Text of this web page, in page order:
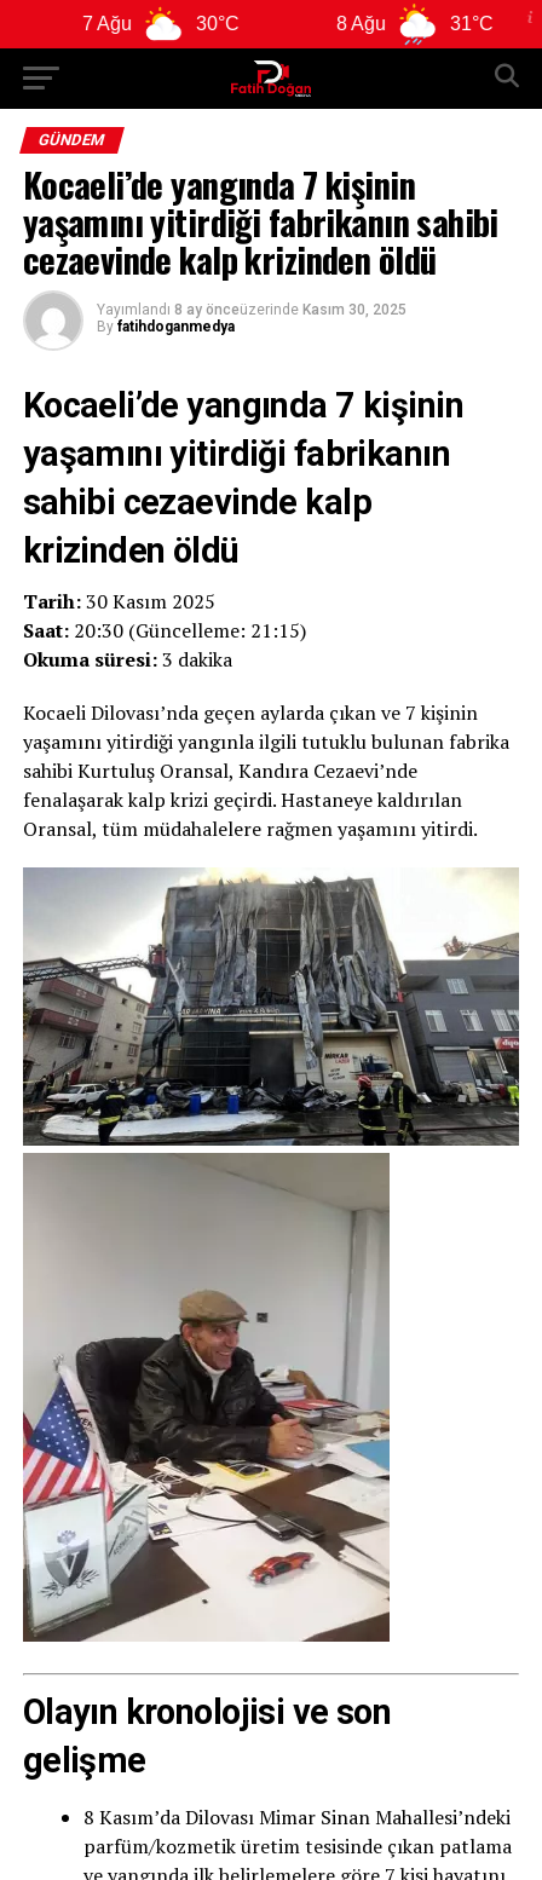
30°C 31°C 9
GÜNDEM
Kocaeli’de yangında 7 kişinin
yaşamını yitirdiği fabrikanın sahibi
cezaevinde kalp krizinden öldü
Yayımlandı 8 ay önceüzerinde Kasım 30, 2025
By fatihdoganmedya
Kocaeli’de yangında 7 kişinin
yaşamını yitirdiği fabrikanın
sahibi cezaevinde kalp
krizinden öldü
Tarih:30 Kasım 2025
Saat:20:30 (Güncelleme: 21:15)
Okuma süresi:3 dakika
Kocaeli Dilovası’nda geçen aylarda çıkan ve 7 kişinin
yaşamını yitirdiği yangınla ilgili tutuklu bulunan fabrika
sahibi Kurtuluş Oransal, Kandıra Cezaevi’nde
fenalaşarak kalp krizi geçirdi. Hastaneye kaldırılan
Oransal, tüm müdahalelere rağmen yaşamını yitirdi.
Olayın kronolojisi ve son
gelişme
8 Kasım’da Dilovası Mimar Sinan Mahallesi’ndeki
parfüm/kozmetik üretim tesisinde çıkan patlama